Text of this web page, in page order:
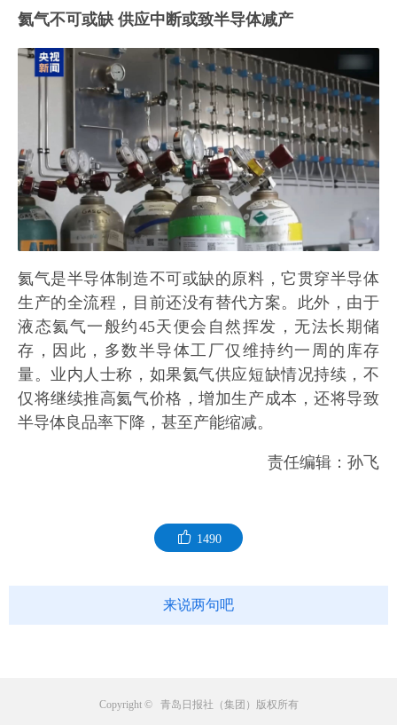
氦气不可或缺 供应中断或致半导体减产
氦气是半导体制造不可或缺的原料，它贯穿半导体
生产的全流程，目前还没有替代方案。此外，由于
液态氦气一般约45天便会自然挥发，无法长期储
存，因此，多数半导体工厂仅维持约一周的库存
量。业内人士称，如果氦气供应短缺情况持续，不
仅将继续推高氦气价格，增加生产成本，还将导致
半导体良品率下降，甚至产能缩减。
责任编辑：孙飞
1490
来说两句吧
Copyright © 青岛日报社（集团）版权所有